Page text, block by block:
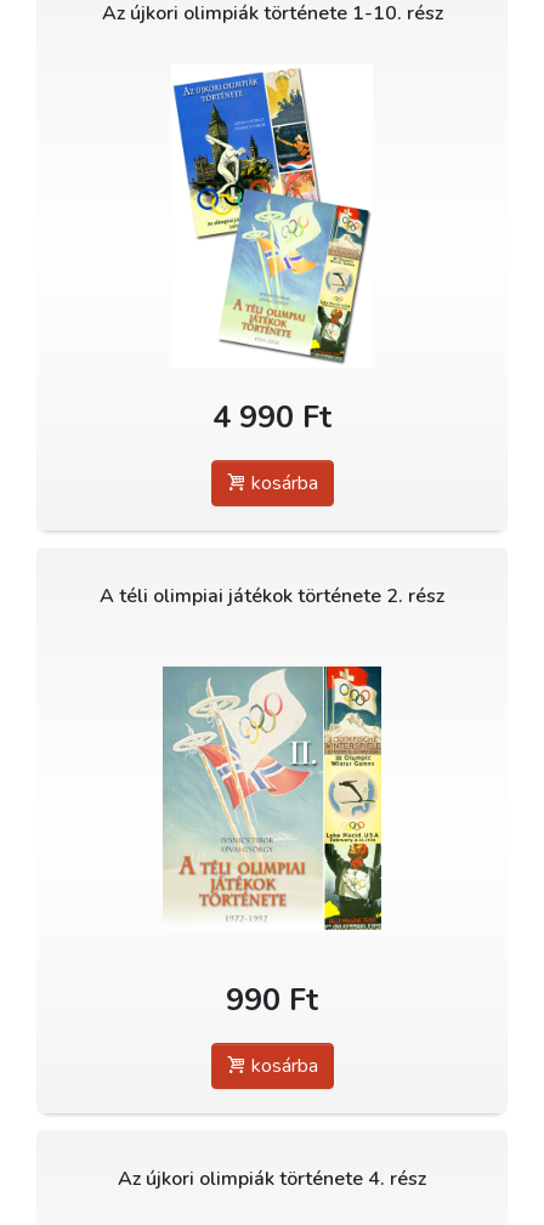
Az újkori olimpiák története 1-10. rész
4 990 Ft
kosárba
A téli olimpiai játékok története 2. rész
990 Ft
kosárba
Az újkori olimpiák története 4. rész